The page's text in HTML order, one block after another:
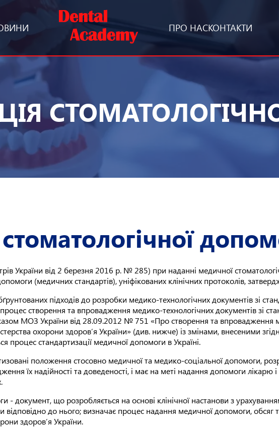
ПРО НАСКОНТАКТИ
України від 2 березня 2016 р. № 285) при наданні медичної
(медичних стандартів), уніфікованих клінічних протоколів,
підходів до розробки медико-технологічних документів зі
створення та впровадження медико-технологічних документів зі
МОЗ України від 28.09.2012 № 751 «Про створення та впровадження
охорони здоров’я України» (див. нижче) із змінами, внесеними
процес стандартизації медичної допомоги в Україні.
положення стосовно медичної та медико-соціальної допомоги,
їх надійності та доведеності, і має на меті надання допомоги лікарю і
- документ, що розробляється на основі клінічної настанови з
відповідно до нього; визначає процес надання медичної допомоги, обсяг
здоров’я України.